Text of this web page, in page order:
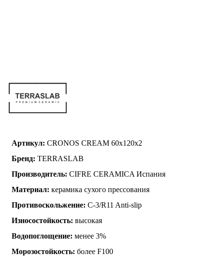
Артикул: CRONOS CREAM 60x120x2
Бренд: TERRASLAB
Производитель: CIFRE CERAMICA Испания
Материал: керамика сухого прессования
Противоскольжение: C-3/R11 Anti-slip
Износостойкость: высокая
Водопоглощение: менее 3%
Морозостойкость: более F100